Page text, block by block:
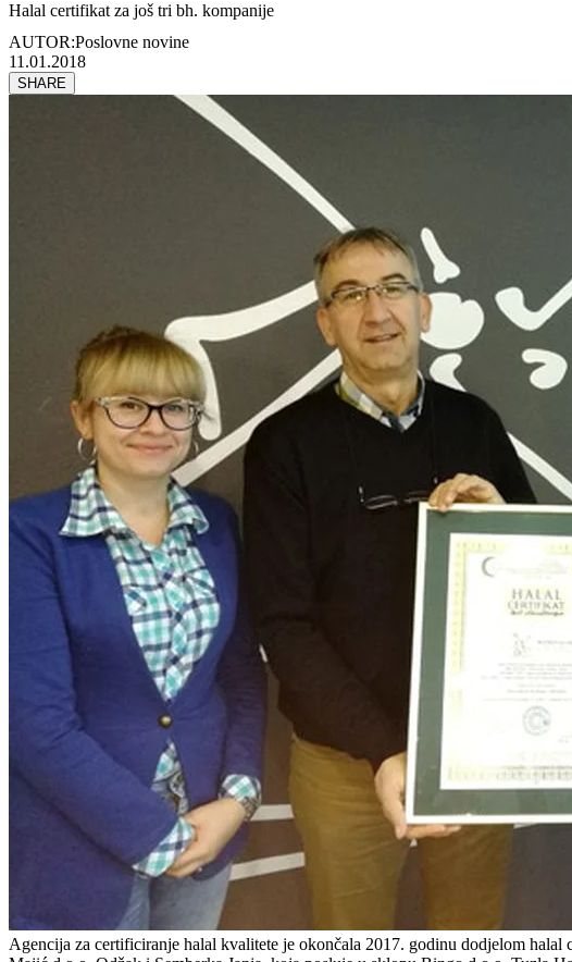
Halal certifikat za još tri bh. kompanije
AUTOR:Poslovne novine
11.01.2018
SHARE
Agencija za certificiranje halal kvalitete je okončala 2017. godinu dodjelom